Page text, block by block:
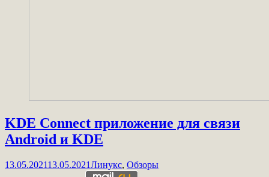
KDE Connect приложение для связи
Android и KDE
13.05.202113.05.2021Линукс, Обзоры